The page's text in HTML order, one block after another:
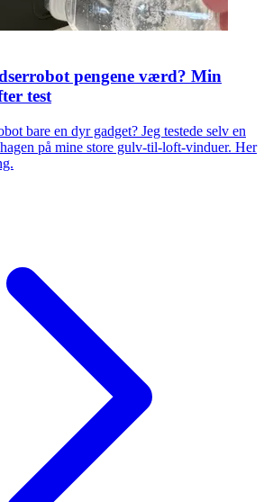
pengene værd? Min
test
bare en dyr gadget? Jeg testede selv en
på mine store gulv-til-loft-vinduer. Her